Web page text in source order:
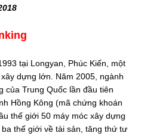
tại Longyan, Phúc Kiến, một
dựng lớn. Năm 2005, ngành
của Trung Quốc lần đầu tiên
Hồng Kông (mã chứng khoán
thế giới 50 máy móc xây dựng
thế giới về tài sản, tăng thứ tư